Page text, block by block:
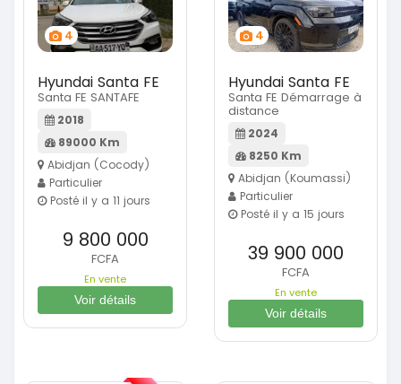
4
Hyundai Santa FE
Santa FE SANTAFE
2018
89000 Km
Abidjan (Cocody)
Particulier
Posté il y a 11 jours
9 800 000
FCFA
En vente
Voir détails
4
Hyundai Santa FE
Santa FE Démarrage à
distance
2024
8250 Km
Abidjan (Koumassi)
Particulier
Posté il y a 15 jours
39 900 000
FCFA
En vente
Voir détails